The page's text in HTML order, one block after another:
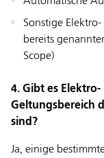
Sonstige
bereits
Scope)
4. Gibt es
Geltungsbereich
sind?
Ja, einige